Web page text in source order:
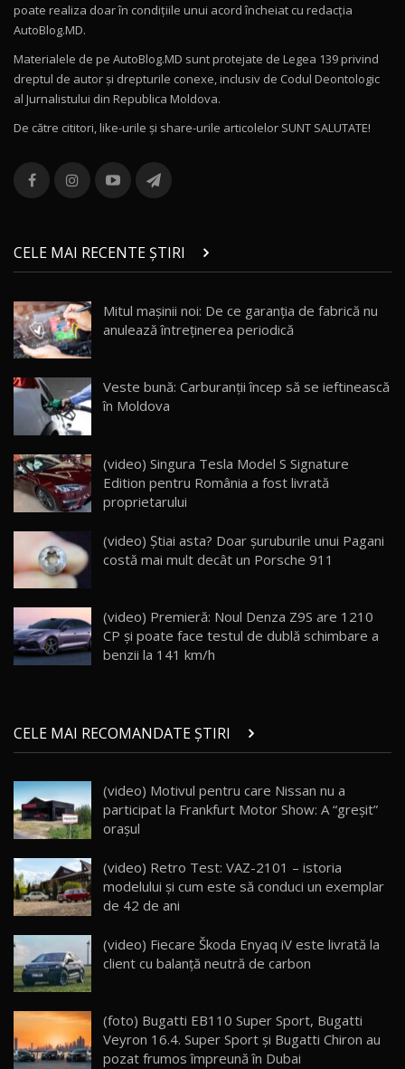
11
Noul Volvo ES90 / Test Drive AutoBlog.MD
12
Noul MG HS / Test Drive AutoBlog.MD
16:48
13
combină aventura cu luxul / AutoBlog.MD
36:08
chinez care face lumea să se întoarcă după el
/ AutoBlog.MD
17:27
15 14:37
16
AutoBlogMD
13:10
17 20:06
Va fi modelul nr.1 BYD în Moldova? BYD Seal U
30:08
AutoBlog.MD
23:36
20
Noul ZEEKR 7X / Test Drive AutoBlog.MD
21
AutoBlog.MD
16:59
22
Noua Mazda 6e / Test Drive AutoBlog.MD
26:59
23
Lynk & Co 01 / Test Drive AutoBlog.MD
25:19
24
ZEEKR 009: Cel mai Performant și Confortabil
Van Electric Testat în Moldova / AutoBlog.MD
26:38
25
mai Exclusiv și Puternic Defender Testat în
Moldova
32:21
poate realiza doar în condițiile unui acord încheiat cu redacţia
AutoBlog.MD.
Materialele de pe AutoBlog.MD sunt protejate de Legea 139 privind
dreptul de autor și drepturile conexe, inclusiv de Codul Deontologic
al Jurnalistului din Republica Moldova.
De către cititori, like-urile şi share-urile articolelor SUNT SALUTATE!
CELE MAI RECENTE ȘTIRI
Mitul mașinii noi: De ce garanția de fabrică nu
anulează întreținerea periodică
Veste bună: Carburanții încep să se ieftinească
în Moldova
(video) Singura Tesla Model S Signature
Edition pentru România a fost livrată
proprietarului
(video) Știai asta? Doar șuruburile unui Pagani
costă mai mult decât un Porsche 911
(video) Premieră: Noul Denza Z9S are 1210
CP și poate face testul de dublă schimbare a
benzii la 141 km/h
CELE MAI RECOMANDATE ȘTIRI
(video) Motivul pentru care Nissan nu a
participat la Frankfurt Motor Show: A “greşit”
oraşul
(video) Retro Test: VAZ-2101 – istoria
modelului și cum este să conduci un exemplar
de 42 de ani
(video) Fiecare Škoda Enyaq iV este livrată la
client cu balanță neutră de carbon
(foto) Bugatti EB110 Super Sport, Bugatti
Veyron 16.4. Super Sport şi Bugatti Chiron au
pozat frumos împreună în Dubai